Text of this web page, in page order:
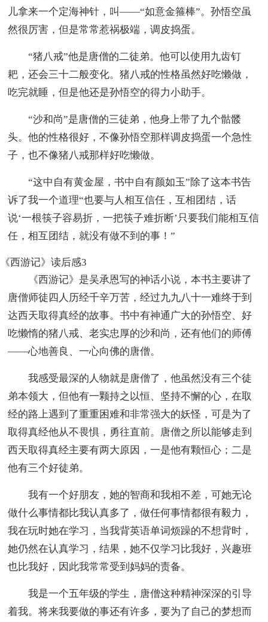
儿拿来一个定海神针，叫——“如意金箍棒”。孙悟空虽
然很厉害，但是常常惹祸极端，调皮捣蛋。
“猪八戒”他是唐僧的二徒弟。他可以使用九齿钉
耙，还会三十二般变化。猪八戒的性格虽然好吃懒做，
吃完就睡，但是他还是孙悟空的得力小助手。
“沙和尚”是唐僧的三徒弟，他身上带了九个骷髅
头。他的性格很好，不像孙悟空那样调皮捣蛋一个急性
子，也不像猪八戒那样好吃懒做。
“这中自有黄金屋，书中自有颜如玉”除了这本书告
诉了我一个道理“也要与人相互信任，互相团结，话
说‘一根筷子容易折，一把筷子难折断’只要我们能相互信
任，相互团结，就没有做不到的事！”
《西游记》读后感3
《西游记》是吴承恩写的神话小说，本书主要讲了
唐僧师徒四人历经千辛万苦，经过九九八十一难终于到
达西天取得真经的故事。书中有神通广大的孙悟空、好
吃懒惰的猪八戒、老实忠厚的沙和尚，还有他们的师傅
——心地善良、一心向佛的唐僧。
我感受最深的人物就是唐僧了，他虽然没有三个徒
弟本领大，但他有一颗持之以恒、坚持不懈的心，在取
经的路上遇到了重重困难和非常强大的妖怪，可是为了
取得真经他从不畏惧，勇往直前。唐僧之所以能够走到
西天取得真经主要有两大原因，一是他有颗恒心；二是
他有三个好徒弟。
我有一个好朋友，她的智商和我相不差，可她无论
做什么事情都比我认真多了，做任何事情都很有毅力，
我在玩时她在学习，当我背英语单词烦躁的不想背时，
她仍然在认真学习，结果，她不仅学习比我好，兴趣班
也比我好，因此我常常受到妈妈的责备。
我是一个五年级的学生，唐僧这种精神深深的引导
着我。将来我要做的事还有许多，要为了自己的梦想而